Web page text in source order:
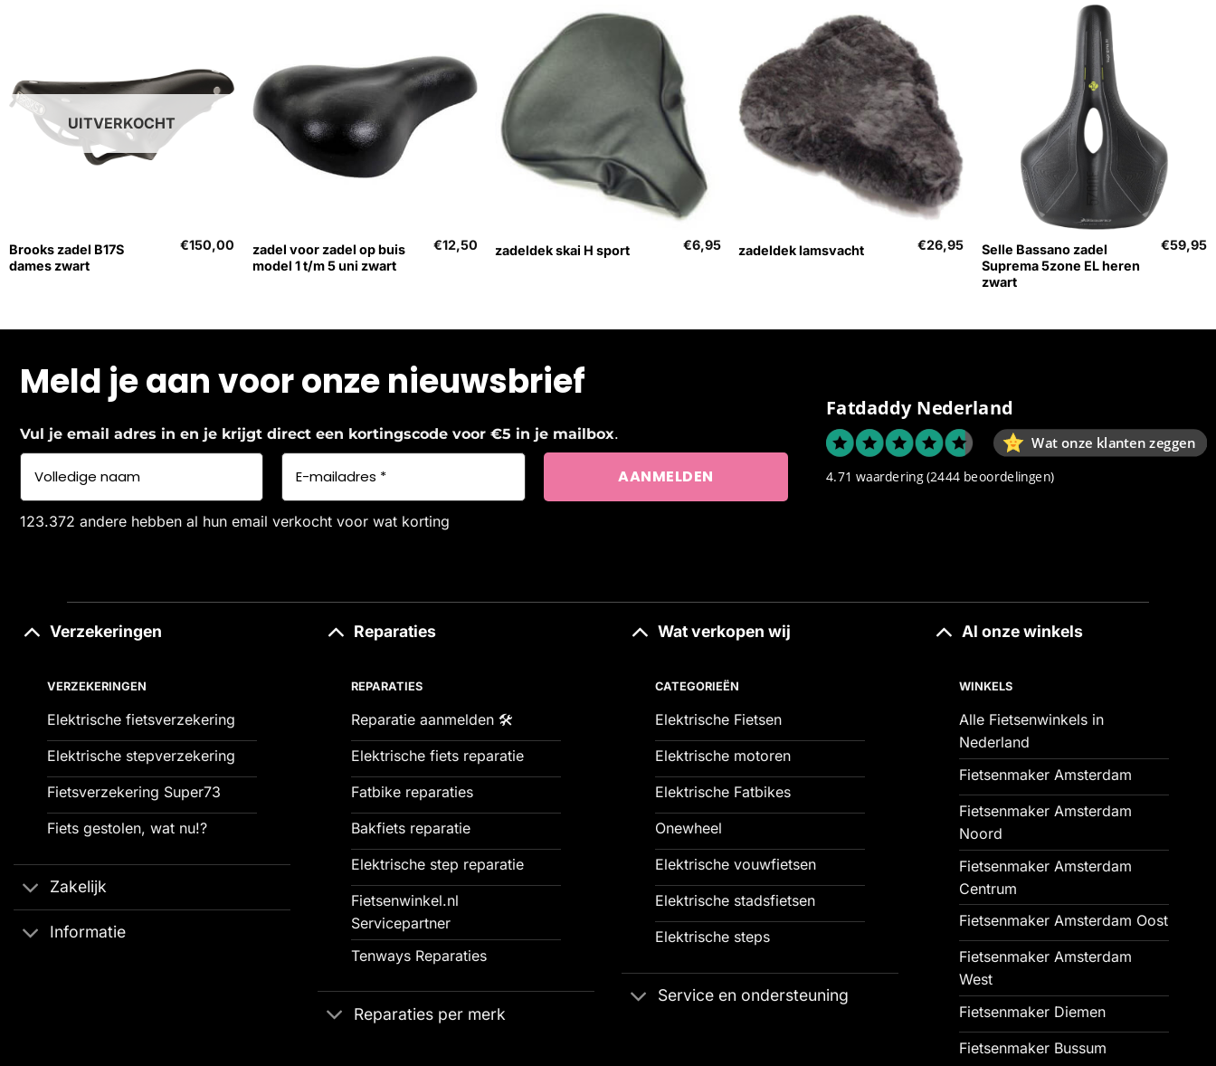
UITVERKOCHT
Brooks zadel B17S
dames zwart
€150,00
zadel voor zadel op buis
model 1 t/m 5 uni zwart
€12,50 zadeldek skai H sport €6,95 zadeldek lamsvacht €26,95
Selle Bassano zadel
Suprema 5zone EL heren
zwart
€59,95
Meld je aan voor onze nieuwsbrief
Vul je email adres in en je krijgt direct een kortingscode voor €5 in je mailbox.
123.372 andere hebben al hun email verkocht voor wat korting
Fatdaddy Nederland
Wat onze klanten zeggen
4.71 waardering (2444 beoordelingen)
Verzekeringen
VERZEKERINGEN
Elektrische fietsverzekering
Elektrische stepverzekering
Fietsverzekering Super73
Fiets gestolen, wat nu!?
Zakelijk
Informatie
Reparaties
REPARATIES
Reparatie aanmelden 🛠️
Elektrische fiets reparatie
Fatbike reparaties
Bakfiets reparatie
Elektrische step reparatie
Fietsenwinkel.nl
Servicepartner
Tenways Reparaties
Reparaties per merk
Wat verkopen wij
CATEGORIEËN
Elektrische Fietsen
Elektrische motoren
Elektrische Fatbikes
Onewheel
Elektrische vouwfietsen
Elektrische stadsfietsen
Elektrische steps
Service en ondersteuning
Al onze winkels
WINKELS
Alle Fietsenwinkels in
Nederland
Fietsenmaker Amsterdam
Fietsenmaker Amsterdam
Noord
Fietsenmaker Amsterdam
Centrum
Fietsenmaker Amsterdam Oost
Fietsenmaker Amsterdam
West
Fietsenmaker Diemen
Fietsenmaker Bussum